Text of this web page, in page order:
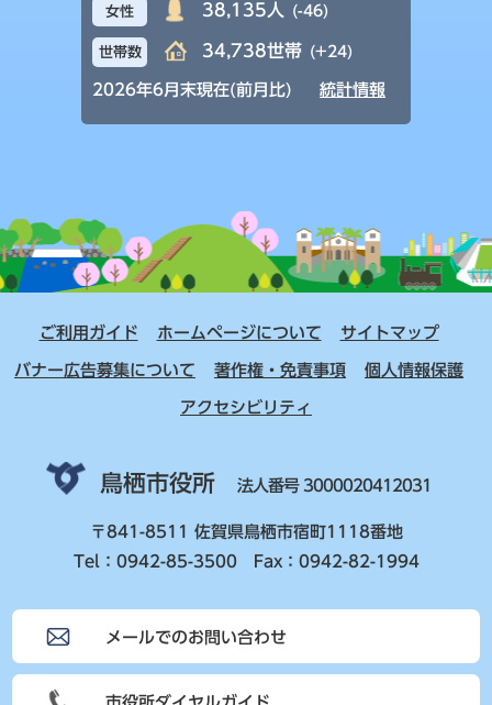
女性 38,135人 (-46)
世帯数 34,738世帯 (+24)
2026年6月末現在(前月比) 統計情報
ご利用ガイド ホームページについて サイトマップ
バナー広告募集について 著作権・免責事項 個人情報保護
アクセシビリティ
鳥栖市役所 法人番号 3000020412031
〒841-8511 佐賀県鳥栖市宿町1118番地
Tel：0942-85-3500 Fax：0942-82-1994
メールでのお問い合わせ